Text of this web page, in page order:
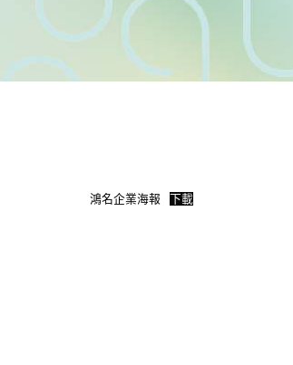
鴻名企業海報 下載